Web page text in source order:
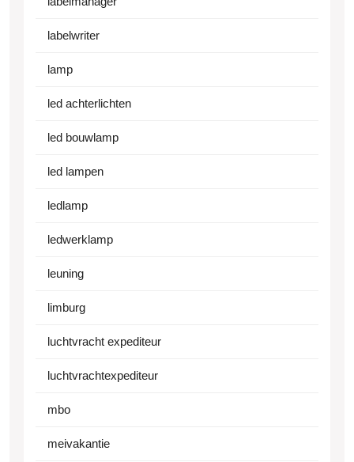
labelwriter
lamp
led achterlichten
led bouwlamp
led lampen
ledlamp
ledwerklamp
leuning
limburg
luchtvracht expediteur
luchtvrachtexpediteur
mbo
meivakantie